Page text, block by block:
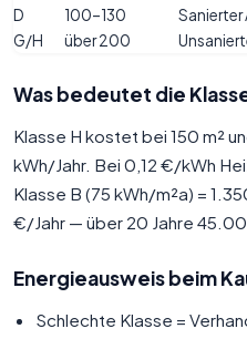
D
100–130
Sanierter
G/H
über 200
Was bedeutet die
Klasse H kostet bei 150 m²
kWh/Jahr. Bei 0,12 €/kWh
Klasse B (75 kWh/m²a) =
€/Jahr — über 20 Jahre
Energieausweis beim
Schlechte Klasse =